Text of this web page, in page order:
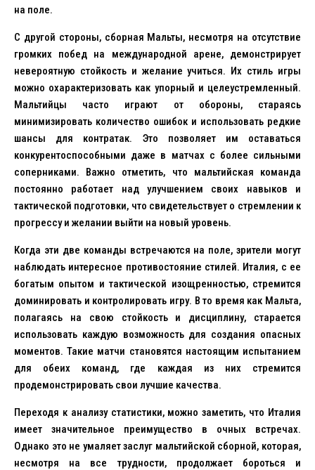
на поле.
С другой стороны, сборная Мальты, несмотря на отсутствие
громких побед на международной арене, демонстрирует
невероятную стойкость и желание учиться. Их стиль игры
можно охарактеризовать как упорный и целеустремленный.
Мальтийцы часто играют от обороны, стараясь
минимизировать количество ошибок и использовать редкие
шансы для контратак. Это позволяет им оставаться
конкурентоспособными даже в матчах с более сильными
соперниками. Важно отметить, что мальтийская команда
постоянно работает над улучшением своих навыков и
тактической подготовки, что свидетельствует о стремлении к
прогрессу и желании выйти на новый уровень.
Когда эти две команды встречаются на поле, зрители могут
наблюдать интересное противостояние стилей. Италия, с ее
богатым опытом и тактической изощренностью, стремится
доминировать и контролировать игру. В то время как Мальта,
полагаясь на свою стойкость и дисциплину, старается
использовать каждую возможность для создания опасных
моментов. Такие матчи становятся настоящим испытанием
для обеих команд, где каждая из них стремится
продемонстрировать свои лучшие качества.
Переходя к анализу статистики, можно заметить, что Италия
имеет значительное преимущество в очных встречах.
Однако это не умаляет заслуг мальтийской сборной, которая,
несмотря на все трудности, продолжает бороться и